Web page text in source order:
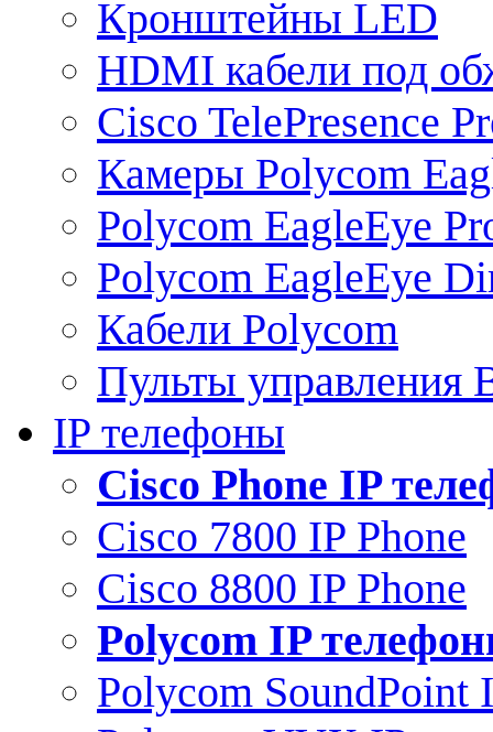
Кронштейны LED
HDMI кабели под
Cisco TelePresence
Камеры Polycom
Polycom EagleEye
Polycom EagleEye
Кабели Polycom
Пульты управления
IP телефоны
Сisco Phone IP
Cisco 7800 IP Phone
Cisco 8800 IP Phone
Polycom IP
Polycom SoundPoint